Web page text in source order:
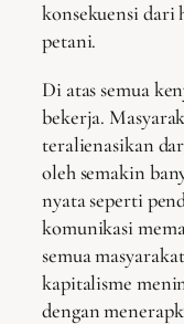
konsekuensi dari
petani.
Di atas semua
bekerja.
teralienasikan
oleh semakin
nyata seperti
komunikasi
semua
kapitalisme
dengan